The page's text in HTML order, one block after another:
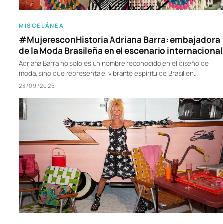
MISCELÁNEA
#MujeresconHistoria Adriana Barra: embajadora
de la Moda Brasileña en el escenario internacional
Adriana Barra no solo es un nombre reconocido en el diseño de
moda, sino que representa el vibrante espíritu de Brasil en…
23/09/2025